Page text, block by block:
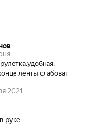
магнит на конце ленты слабоват
2021
руке